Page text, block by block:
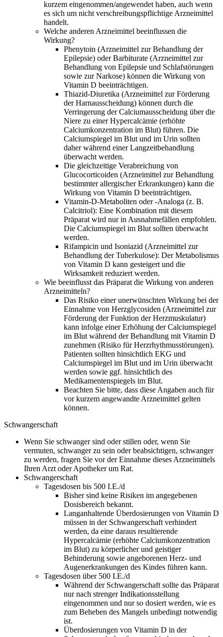
kurzem eingenommen/angewendet haben, auch wenn
es sich um nicht verschreibungspflichtige Arzneimittel
handelt.
Welche anderen Arzneimittel beeinflussen die
Wirkung?
Phenytoin (Arzneimittel zur Behandlung der
Epilepsie) oder Barbiturate (Arzneimittel zur
Behandlung von Epilepsie und Schlafstörungen
sowie zur Narkose) können die Wirkung von
Vitamin D beeinträchtigen.
Thiazid-Diuretika (Arzneimittel zur Förderung
der Harnausscheidung) können durch die
Verringerung der Calciumausscheidung über die
Niere zu einer Hypercalcämie (erhöhte
Calciumkonzentration im Blut) führen. Die
Calciumspiegel im Blut und im Urin sollten
daher während einer Langzeitbehandlung
überwacht werden.
Die gleichzeitige Verabreichung von
Glucocorticoiden (Arzneimittel zur Behandlung
bestimmter allergischer Erkrankungen) kann die
Wirkung von Vitamin D beeinträchtigen.
Vitamin-D-Metaboliten oder -Analoga (z. B.
Calcitriol): Eine Kombination mit diesem
Präparat wird nur in Ausnahmefällen empfohlen.
Die Calciumspiegel im Blut sollten überwacht
werden.
Rifampicin und Isoniazid (Arzneimittel zur
Behandlung der Tuberkulose): Der Metabolismus
von Vitamin D kann gesteigert und die
Wirksamkeit reduziert werden.
Wie beeinflusst das Präparat die Wirkung von anderen
Arzneimitteln?
Das Risiko einer unerwünschten Wirkung bei der
Einnahme von Herzglycosiden (Arzneimittel zur
Förderung der Funktion der Herzmuskulatur)
kann infolge einer Erhöhung der Calciumspiegel
im Blut während der Behandlung mit Vitamin D
zunehmen (Risiko für Herzrhythmusstörungen).
Patienten sollten hinsichtlich EKG und
Calciumspiegel im Blut und im Urin überwacht
werden sowie ggf. hinsichtlich des
Medikamentenspiegels im Blut.
Beachten Sie bitte, dass diese Angaben auch für
vor kurzem angewandte Arzneimittel gelten
können.
Schwangerschaft
Wenn Sie schwanger sind oder stillen oder, wenn Sie
vermuten, schwanger zu sein oder beabsichtigen, schwanger
zu werden, fragen Sie vor der Einnahme dieses Arzneimittels
Ihren Arzt oder Apotheker um Rat.
Schwangerschaft
Tagesdosen bis 500 I.E./d
Bisher sind keine Risiken im angegebenen
Dosisbereich bekannt.
Langanhaltende Überdosierungen von Vitamin D
müssen in der Schwangerschaft verhindert
werden, da eine daraus resultierende
Hypercalcämie (erhöhte Calciumkonzentration
im Blut) zu körperlicher und geistiger
Behinderung sowie angeborenen Herz- und
Augenerkrankungen des Kindes führen kann.
Tagesdosen über 500 I.E./d
Während der Schwangerschaft sollte das Präparat
nur nach strenger Indikationsstellung
eingenommen und nur so dosiert werden, wie es
zum Beheben des Mangels unbedingt notwendig
ist.
Überdosierungen von Vitamin D in der